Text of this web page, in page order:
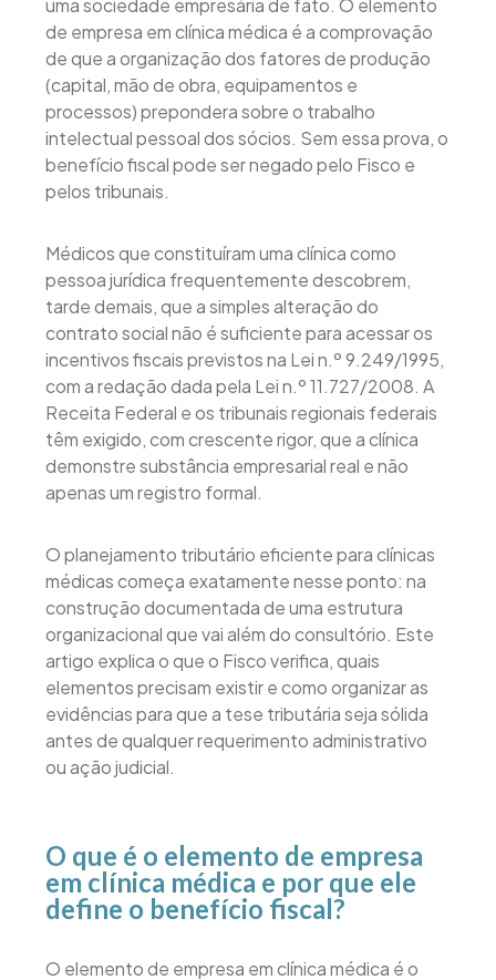
de empresa em clínica médica é a comprovação
de que a organização dos fatores de produção
(capital, mão de obra, equipamentos e
processos) prepondera sobre o trabalho
intelectual pessoal dos sócios. Sem essa prova, o
benefício fiscal pode ser negado pelo Fisco e
pelos tribunais.
Médicos que constituíram uma clínica como
pessoa jurídica frequentemente descobrem,
tarde demais, que a simples alteração do
contrato social não é suficiente para acessar os
incentivos fiscais previstos na Lei n.º 9.249/1995,
com a redação dada pela Lei n.º 11.727/2008. A
Receita Federal e os tribunais regionais federais
têm exigido, com crescente rigor, que a clínica
demonstre substância empresarial real e não
apenas um registro formal.
O planejamento tributário eficiente para clínicas
médicas começa exatamente nesse ponto: na
construção documentada de uma estrutura
organizacional que vai além do consultório. Este
artigo explica o que o Fisco verifica, quais
elementos precisam existir e como organizar as
evidências para que a tese tributária seja sólida
antes de qualquer requerimento administrativo
ou ação judicial.
O que é o elemento de empresa
em clínica médica e por que ele
define o benefício fiscal?
O elemento de empresa em clínica médica é o